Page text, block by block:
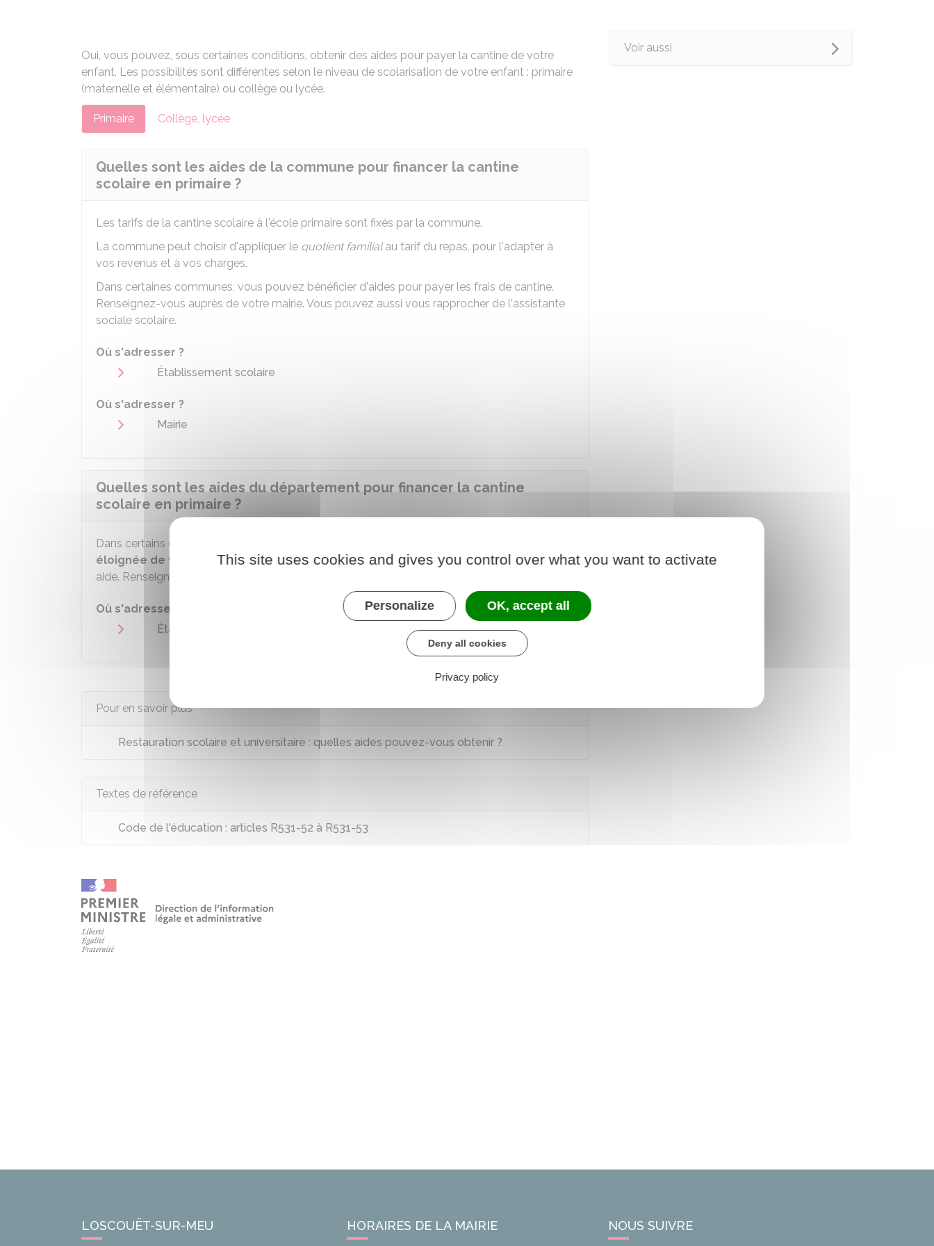
Oui, vous pouvez, sous certaines conditions, obtenir des aides pour payer la cantine de votre
enfant. Les possibilités sont différentes selon le niveau de scolarisation de votre enfant : primaire
(maternelle et élémentaire) ou collège ou lycée.
Primaire Collège, lycée
Quelles sont les aides de la commune pour financer la cantine
scolaire en primaire ?
Les tarifs de la cantine scolaire à l'école primaire sont fixés par la commune.
La commune peut choisir d'appliquer le quotient familialau tarif du repas, pour l'adapter à
vos revenus et à vos charges.
Dans certaines communes, vous pouvez bénéficier d'aides pour payer les frais de cantine.
Renseignez-vous auprès de votre mairie. Vous pouvez aussi vous rapprocher de l'assistante
sociale scolaire.
Où s'adresser ?
Établissement scolaire
Où s'adresser ?
Mairie
Quelles sont les aides du département pour financer la cantine
scolaire en primaire ?
Dans certains départements, si votre enfant est scolarisé dans une
éloignée de votre domicileet qu'il doit rester à la cantine, vous pouvez bénéficier d'une
aide. Renseignez-vous auprès du directeur d'école en début d'année scolaire.
Où s'adresser ?
Établissement scolaire
Pour en savoir plus
Restauration scolaire et universitaire : quelles aides pouvez-vous obtenir ?
Textes de référence
Code de l'éducation : articles R531-52 à R531-53
Voir aussi
LOSCOUËT-SUR-MEU HORAIRES DE LA MAIRIE NOUS SUIVRE
This site uses cookies and gives you control over what you want to activate
Personalize OK, accept all
Deny all cookies
Privacy policy